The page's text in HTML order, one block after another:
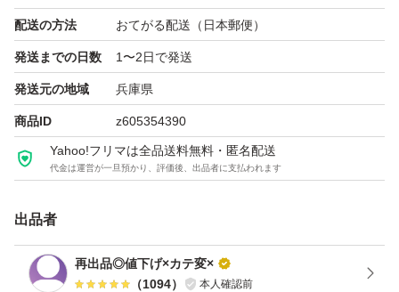
配送の方法 おてがる配送（日本郵便）
発送までの日数 1〜2日で発送
発送元の地域 兵庫県
商品ID z605354390
Yahoo!フリマは全品送料無料・匿名配送
代金は運営が一旦預かり、評価後、出品者に支払われます
出品者
再出品◎値下げ×カテ変×
（1094） 本人確認前